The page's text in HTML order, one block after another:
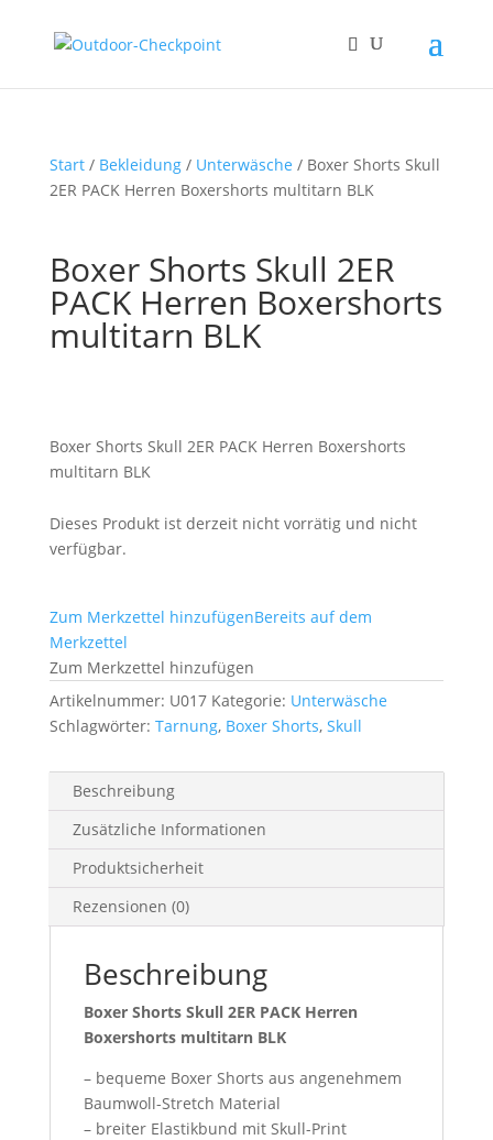
Start/ Bekleidung/ Unterwäsche / Boxer Shorts Skull
2ER PACK Herren Boxershorts multitarn BLK
Boxer Shorts Skull 2ER
PACK Herren Boxershorts
multitarn BLK
Boxer Shorts Skull 2ER PACK Herren Boxershorts
multitarn BLK
Dieses Produkt ist derzeit nicht vorrätig und nicht
verfügbar.
Zum Merkzettel hinzufügenBereits auf dem
Merkzettel
Zum Merkzettel hinzufügen
Artikelnummer: U017 Kategorie: Unterwäsche
Schlagwörter: Tarnung, Boxer Shorts, Skull
Beschreibung
Zusätzliche Informationen
Produktsicherheit
Rezensionen (0)
Beschreibung
Boxer Shorts Skull 2ER PACK Herren
Boxershorts multitarn BLK
– bequeme Boxer Shorts aus angenehmem
Baumwoll-Stretch Material
– breiter Elastikbund mit Skull-Print